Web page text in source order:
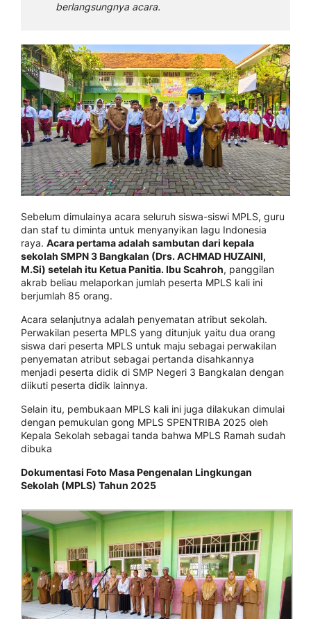
berlangsungnya acara.
Sebelum dimulainya acara seluruh siswa-siswi MPLS, guru
dan staf tu diminta untuk menyanyikan lagu Indonesia
raya. Acara pertama adalah sambutan dari kepala
sekolah SMPN 3 Bangkalan (Drs. ACHMAD HUZAINI,
M.Si) setelah itu Ketua Panitia. Ibu Scahroh, panggilan
akrab beliau melaporkan jumlah peserta MPLS kali ini
berjumlah 85 orang.
Acara selanjutnya adalah penyematan atribut sekolah.
Perwakilan peserta MPLS yang ditunjuk yaitu dua orang
siswa dari peserta MPLS untuk maju sebagai perwakilan
penyematan atribut sebagai pertanda disahkannya
menjadi peserta didik di SMP Negeri 3 Bangkalan dengan
diikuti peserta didik lainnya.
Selain itu, pembukaan MPLS kali ini juga dilakukan dimulai
dengan pemukulan gong MPLS SPENTRIBA 2025 oleh
Kepala Sekolah sebagai tanda bahwa MPLS Ramah sudah
dibuka
Dokumentasi Foto Masa Pengenalan Lingkungan
Sekolah (MPLS) Tahun 2025